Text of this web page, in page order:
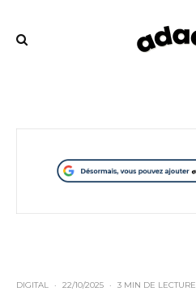
DIGITAL · 22/10/2025 · 3 MIN DE LECTURE